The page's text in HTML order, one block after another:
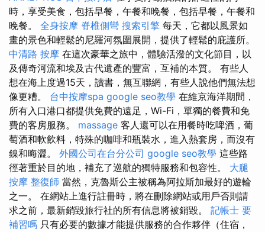
時，享受美食，包括早餐，午餐和晚餐，包括早餐，午餐和
晚餐。 全身按摩 脊椎側彎 搜索引擎 每天，它都以風景如
畫的景色和輕鬆的尼羅河氛圍展開，提供了輕鬆的庇護所。
中清路 按摩 在這次豪華之旅中，體驗活潑的文化節目，以
及傳奇河流和埃及古代遺產的豐富，互補的本質。 有些人
想在海上度過15天，讀書，無互聯網，有些人說他們無法想
像更糟。 台中按摩spa google seo教學 在維京海洋期間，
所有入口港口都提供免費的遠足，Wi-Fi，單獨的餐費和免
費的客房服務。 massage 客人還可以在用餐時吃啤酒，葡
萄酒和軟飲料，特殊的咖啡和瓶裝水，進入熱套房，而沒有
鎳和晦澀。 外國公司在台分公司 google seo教學 這些路
徑著重於目的地，補充了巡航的獨特服務和包容性。 大腿
按摩 整復師 當然，克魯斯公主被稱為阿拉斯加最好的遊輪
之一。 在網站上進行註冊時，將在刪除網站或用戶否則請
求之前，最新銷毀旅行社的所有信息將被銷毀。 記帳士 要
補習嗎 只有必要的數據才能提供服務的合作夥伴（住宿，